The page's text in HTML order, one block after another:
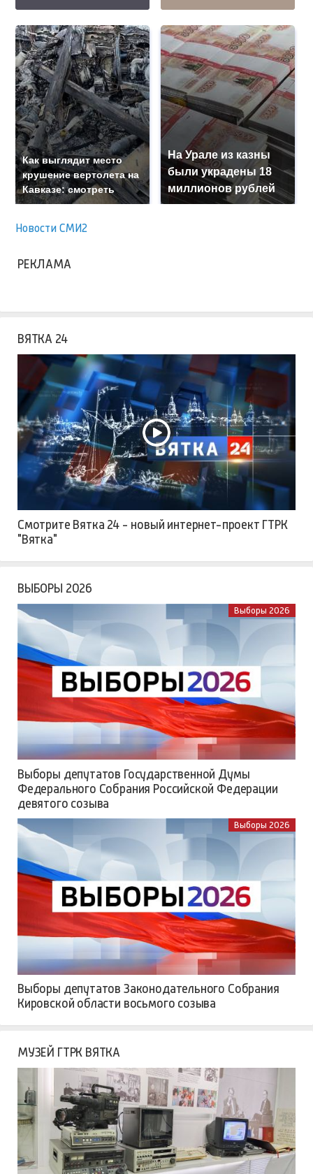
Как выглядит место
крушение вертолета на
Кавказе: смотреть
На Урале из казны
были украдены 18
миллионов рублей
Новости СМИ2
РЕКЛАМА
ВЯТКА 24
Смотрите Вятка 24 - новый интернет-проект ГТРК
"Вятка"
ВЫБОРЫ 2026
Выборы 2026
Выборы депутатов Государственной Думы
Федерального Собрания Российской Федерации
девятого созыва
Выборы 2026
Выборы депутатов Законодательного Собрания
Кировской области восьмого созыва
МУЗЕЙ ГТРК ВЯТКА